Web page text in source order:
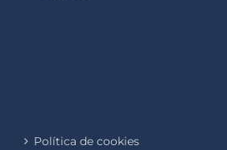
Política de cookies